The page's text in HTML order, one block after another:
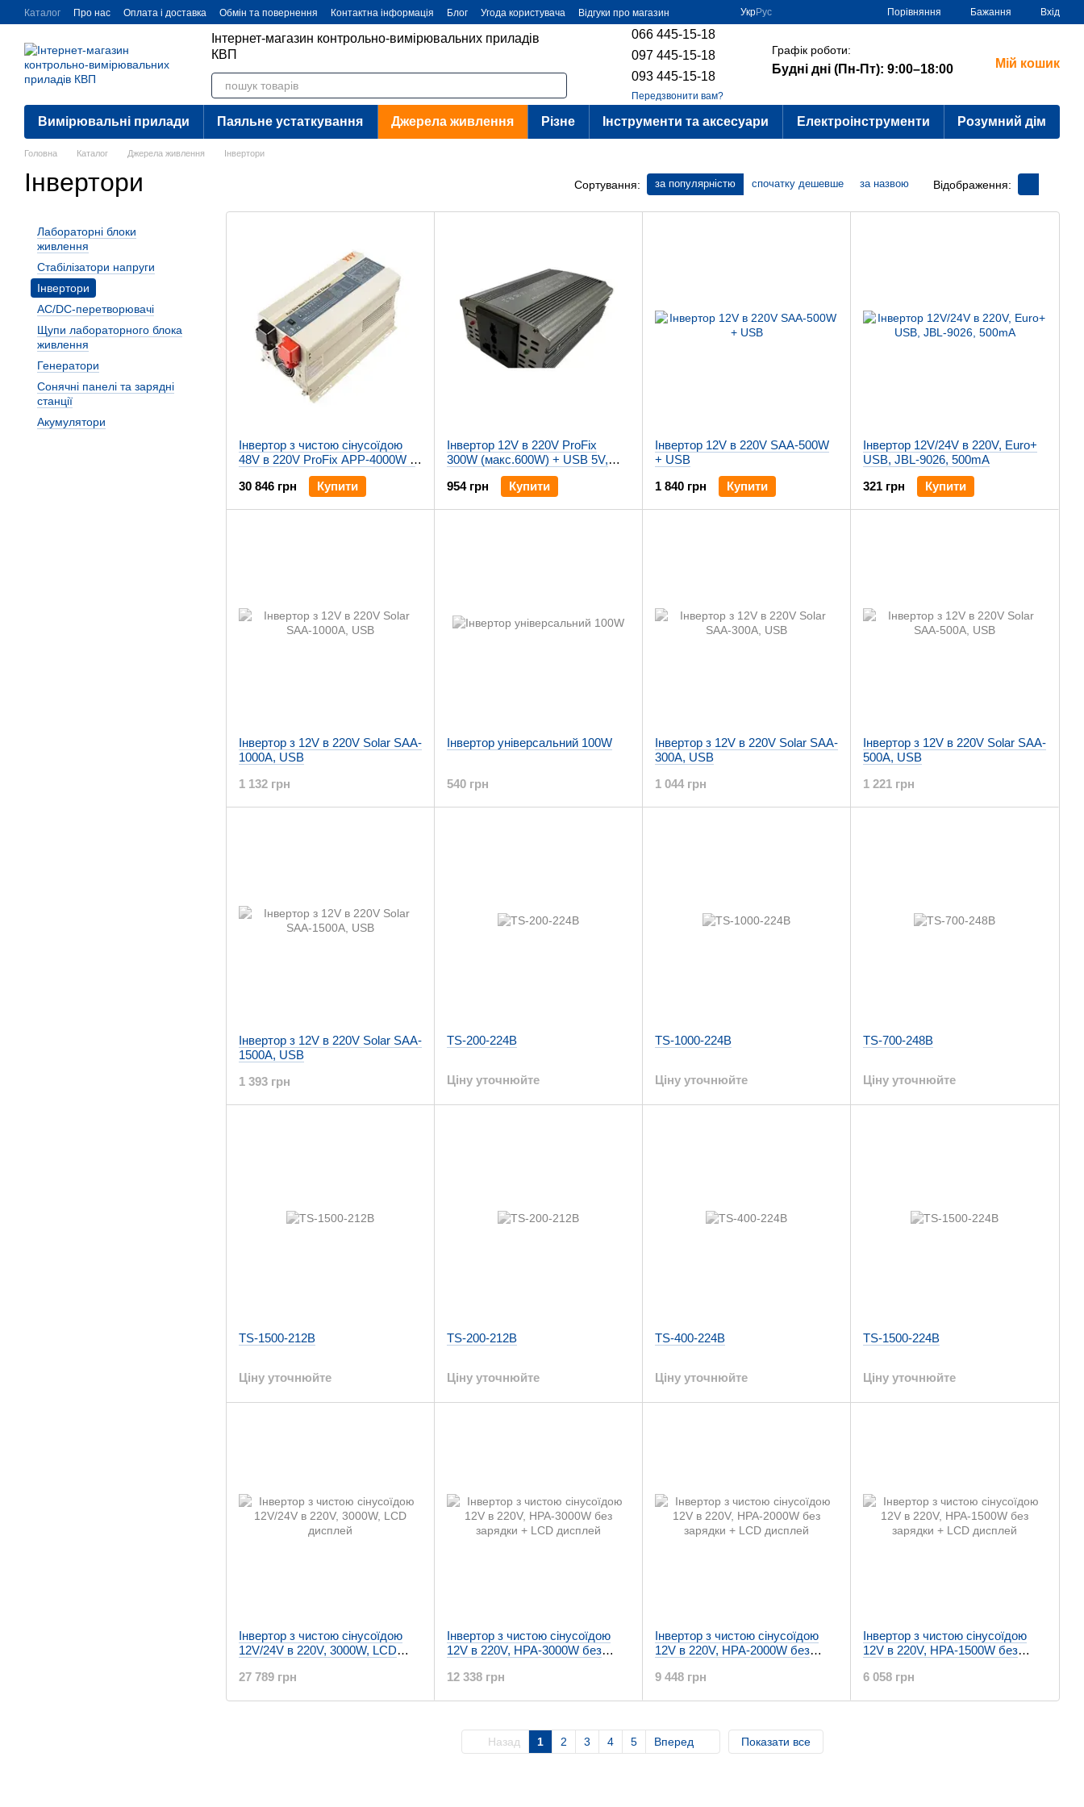
Перейти до основного контенту
Каталог Про нас Оплата і доставка Обмін та повернення Контактна інформація Блог Угода користувача Відгуки про магазин УкрРус Порівняння Бажання Вхід
Інтернет-магазин контрольно-вимірювальних приладів
КВП
066 445-15-18
097 445-15-18
093 445-15-18
Передзвонити вам?
Графік роботи:
Будні дні (Пн-Пт): 9:00–18:00 Мій кошик
Вимірювальні прилади Паяльне устаткування Джерела живлення Різне Інструменти та аксесуари Електроінструменти Розумний дім
Головна Каталог Джерела живлення Інвертори
Інвертори Сортування: за популярністю спочатку дешевше за назвою Відображення:
Інвертор з чистою сінусоїдою
48V в 220V ProFix APP-4000W з
30 846 грн
Купити
Інвертор 12V в 220V ProFix
300W (макс.600W) + USB 5V,
954 грн
Купити
Інвертор 12V в 220V SAA-500W
+ USB
1 840 грн
Купити
Інвертор 12V/24V в 220V, Euro+
USB, JBL-9026, 500mA
321 грн
Купити
Інвертор з 12V в 220V Solar SAA-
1000A, USB
1 132 грн
Інвертор універсальний 100W
540 грн
Інвертор з 12V в 220V Solar SAA-
300A, USB
1 044 грн
Інвертор з 12V в 220V Solar SAA-
500A, USB
1 221 грн
Інвертор з 12V в 220V Solar SAA-
1500A, USB
1 393 грн
TS-200-224B
Ціну уточнюйте
TS-1000-224B
Ціну уточнюйте
TS-700-248B
Ціну уточнюйте
TS-1500-212B
Ціну уточнюйте
TS-200-212B
Ціну уточнюйте
TS-400-224B
Ціну уточнюйте
TS-1500-224B
Ціну уточнюйте
Інвертор з чистою сінусоїдою
12V/24V в 220V, 3000W, LCD
27 789 грн
Інвертор з чистою сінусоїдою
12V в 220V, HPA-3000W без
12 338 грн
Інвертор з чистою сінусоїдою
12V в 220V, HPA-2000W без
9 448 грн
Інвертор з чистою сінусоїдою
12V в 220V, HPA-1500W без
6 058 грн
Назад 1 2 3 4 5 Вперед Показати все
Лабораторні блоки
живлення
Стабілізатори напруги
Інвертори
AC/DC-перетворювачі
Щупи лабораторного блока
живлення
Генератори
Сонячні панелі та зарядні
станції
Акумулятори